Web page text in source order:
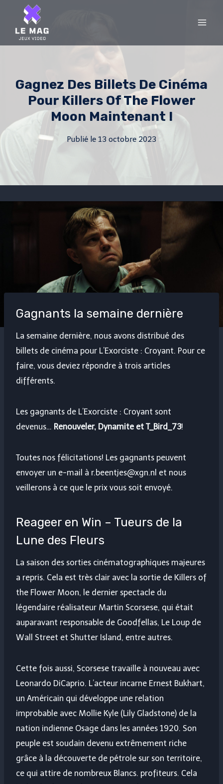
content
Gagnez Des Billets De Cinéma
Pour Killers Of The Flower
Moon Maintenant !
Publié le 13 octobre 2023
Gagnants la semaine dernière
La semaine dernière, nous avons distribué des
billets de cinéma pour L’Exorciste : Croyant. Pour ce
faire, vous deviez répondre à trois articles
différents.
Les gagnants de L’Exorciste : Croyant sont
devenus… Renouveler, Dynamite et T_Bird_73!
Toutes nos félicitations! Les gagnants peuvent
envoyer un e-mail à r.beentjes@xgn.nl et nous
veillerons à ce que le prix vous soit envoyé.
Reageer en Win – Tueurs de la
Lune des Fleurs
La saison des sorties cinématographiques majeures
a repris. Cela est très clair avec la sortie de Killers of
the Flower Moon, le dernier spectacle du
légendaire réalisateur Martin Scorsese, qui était
auparavant responsable de Goodfellas, Le Loup de
Wall Street et Shutter Island, entre autres.
Cette fois aussi, Scorsese travaille à nouveau avec
Leonardo DiCaprio. L’acteur incarne Ernest Bukhart,
un Américain qui développe une relation
improbable avec Mollie Kyle (Lily Gladstone) de la
nation indienne Osage dans les années 1920. Son
peuple est soudain devenu extrêmement riche
grâce à la découverte de pétrole sur son territoire,
ce qui attire de nombreux Blancs. profiteurs. Cela